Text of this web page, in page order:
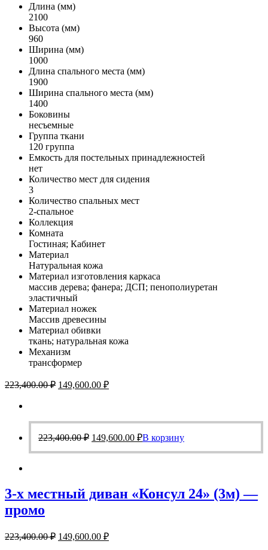
Длина (мм)
2100
Высота (мм)
960
Ширина (мм)
1000
Длина спального места (мм)
1900
Ширина спального места (мм)
1400
Боковины
несъемные
Группа ткани
120 группа
Емкость для постельных принадлежностей
нет
Количество мест для сидения
3
Количество спальных мест
2-спальное
Коллекция
Комната
Гостиная; Кабинет
Материал
Натуральная кожа
Материал изготовления каркаса
массив дерева; фанера; ДСП; пенополиуретан
эластичный
Материал ножек
Массив древесины
Материал обивки
ткань; натуральная кожа
Механизм
трансформер
223,400.00₽ Первоначальная
149,600.00 ₽Текущая
223,400.00₽ Первоначальная
составляла
149,600.00 ₽Текущая
цена:
В корзину
3-х местный диван «Консул 24» (3м) —
промо
223,400.00₽ Первоначальная
149,600.00 ₽Текущая